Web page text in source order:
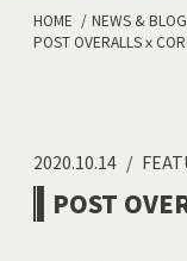
HOME NEWS & BLOG
POST OVERALLSｘ
2020.10.14
POST